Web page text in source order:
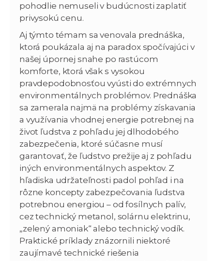
pohodlie nemuseli v budúcnosti zaplatiť
privysokú cenu.
Aj týmto témam sa venovala prednáška,
ktorá poukázala aj na paradox spočívajúci v
našej úpornej snahe po rastúcom
komforte, ktorá však s vysokou
pravdepodobnosťou vyústi do extrémnych
environmentálnych problémov. Prednáška
sa zamerala najmä na problémy získavania
a využívania vhodnej energie potrebnej na
život ľudstva z pohľadu jej dlhodobého
zabezpečenia, ktoré súčasne musí
garantovať, že ľudstvo prežije aj z pohľadu
iných environmentálnych aspektov. Z
hľadiska udržateľnosti padol pohľad i na
rôzne koncepty zabezpečovania ľudstva
potrebnou energiou – od fosílnych palív,
cez technický metanol, solárnu elektrinu,
„zelený amoniak“ alebo technický vodík.
Praktické príklady znázornili niektoré
zaujímavé technické riešenia